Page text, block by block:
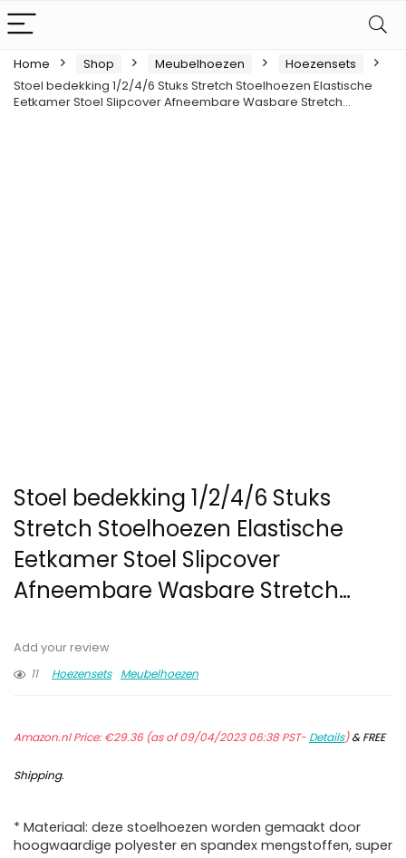
Home Shop Meubelhoezen
Hoezensets
Stoel bedekking 1/2/4/6 Stuks Stretch Stoelhoezen Elastische
Eetkamer Stoel Slipcover Afneembare Wasbare Stretch…
Stoel bedekking 1/2/4/6 Stuks
Stretch Stoelhoezen Elastische
Eetkamer Stoel Slipcover
Afneembare Wasbare Stretch…
Add your review
11
Hoezensets Meubelhoezen
Amazon.nl Price:€29.36(as of 09/04/2023 06:38 PST- Details)&FREE
Shipping.
* Materiaal: deze stoelhoezen worden gemaakt door
hoogwaardige polyester en spandex mengstoffen, super